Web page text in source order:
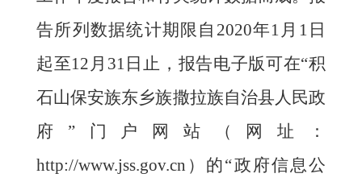
告所列数据统计期限自 2020年1月1日
起至12月31日止 ， 报告电子版可在“积
石山保安族东乡族撒拉族自治县人民政
府”门户网站（网址：
http://www.jss.gov.cn）的“政府信息公